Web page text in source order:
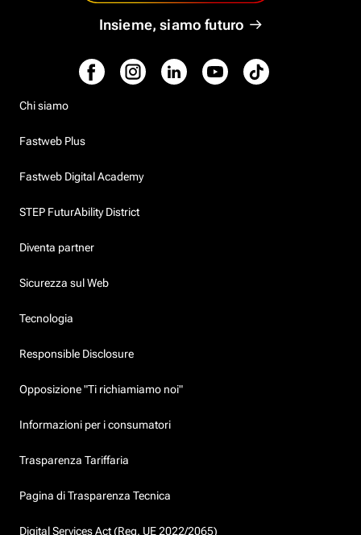
Insieme, siamo futuro
Chi siamo
Fastweb Plus
Fastweb Digital Academy
STEP FuturAbility District
Diventa partner
Sicurezza sul Web
Tecnologia
Responsible Disclosure
Opposizione "Ti richiamiamo noi"
Informazioni per i consumatori
Trasparenza Tariffaria
Pagina di Trasparenza Tecnica
Digital Services Act (Reg. UE 2022/2065)